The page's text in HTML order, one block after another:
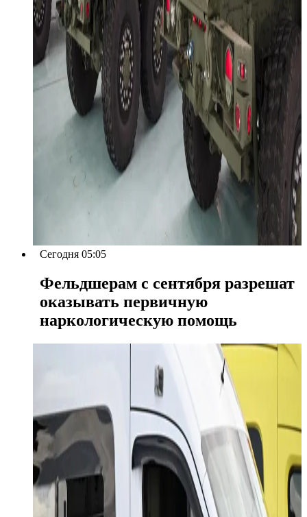
Сегодня 05:05
Фельдшерам с сентября разрешат
оказывать первичную
наркологическую помощь